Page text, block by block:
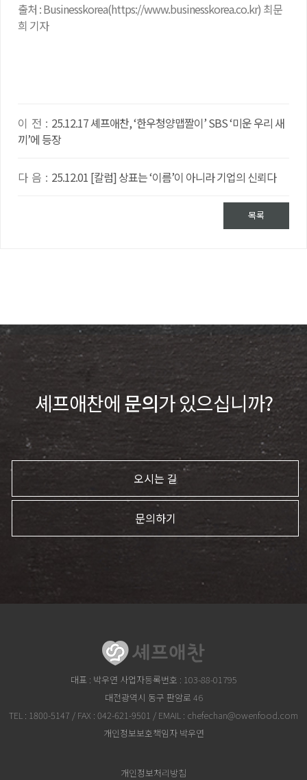
출처 : Businesskorea(https://www.businesskorea.co.kr) 최문
희 기자
이 전 : 25.12.17 셰프애찬, ‘한우청양맵짤이’ SBS ‘미운 우리 새
끼’에 등장
다 음 : 25.12.01 [칼럼] 상표는 ‘이름’이 아니라 기업의 신뢰다
목록
셰프애찬에 문의가 있으십니까?
오시는 길
문의하기
대표 : 박우연 사업자등록번호 : 103-88-01795
대전광역시 동구 판암로 46
TEL : 1800-5147 / FAX : 042-621-9501 / EMAIL : chefechan@owenfood.com
개인정보보호책임자 박우연
개인정보처리방침